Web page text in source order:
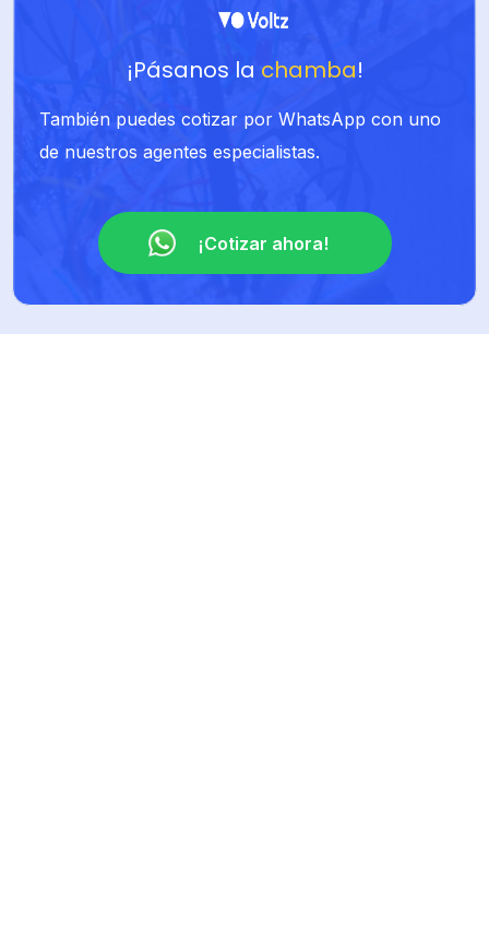
¡Pásanos la chamba!
También puedes cotizar por WhatsApp con uno
de nuestros agentes especialistas.
¡Cotizar ahora!